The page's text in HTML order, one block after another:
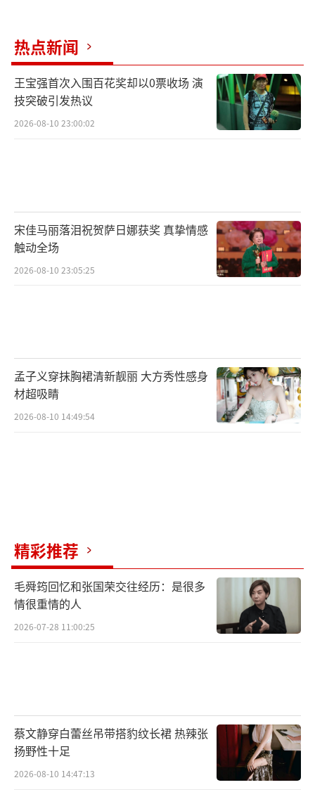
882）
热点新闻
王宝强首次入围百花奖却以0票收场 演
技突破引发热议
2026-08-10 23:00:02
宋佳马丽落泪祝贺萨日娜获奖 真挚情感
触动全场
2026-08-10 23:05:25
孟子义穿抹胸裙清新靓丽 大方秀性感身
材超吸睛
2026-08-10 14:49:54
精彩推荐
毛舜筠回忆和张国荣交往经历：是很多
情很重情的人
2026-07-28 11:00:25
蔡文静穿白蕾丝吊带搭豹纹长裙 热辣张
扬野性十足
2026-08-10 14:47:13